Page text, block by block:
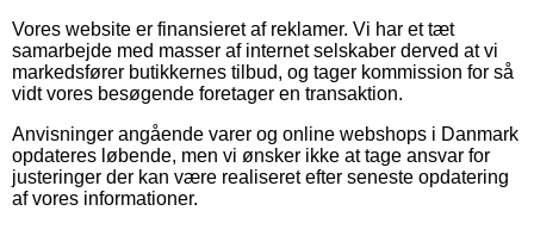
Vores website er finansieret af reklamer. Vi har et tæt
samarbejde med masser af internet selskaber derved at vi
markedsfører butikkernes tilbud, og tager kommission for så
vidt vores besøgende foretager en transaktion.
Anvisninger angående varer og online webshops i Danmark
opdateres løbende, men vi ønsker ikke at tage ansvar for
justeringer der kan være realiseret efter seneste opdatering
af vores informationer.